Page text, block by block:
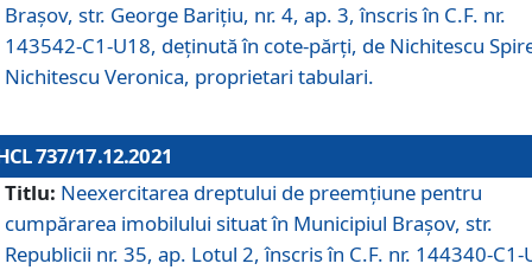
Braşov, str. George Barițiu, nr. 4, ap. 3, înscris în C.F. nr.
143542-C1-U18, deținută în cote-părți, de Nichitescu
Nichitescu Veronica, proprietari tabulari.
737/17.12.2021
Titlu: Neexercitarea dreptului de preemţiune pentru
cumpărarea imobilului situat în Municipiul Braşov, str.
Republicii nr. 35, ap. Lotul 2, înscris în C.F. nr. 144340-C1-